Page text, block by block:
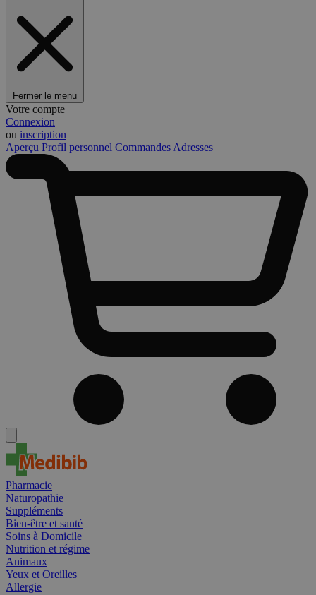
Fermer le menu
Votre compte
Connexion
ou inscription
Aperçu Profil personnel Commandes Adresses
Pharmacie
Naturopathie
Suppléments
Bien-être et santé
Soins à Domicile
Nutrition et régime
Animaux
Yeux et Oreilles
Allergie